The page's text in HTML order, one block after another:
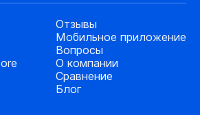
Отзывы
Мобильное приложение
Вопросы
О компании
Сравнение
Блог